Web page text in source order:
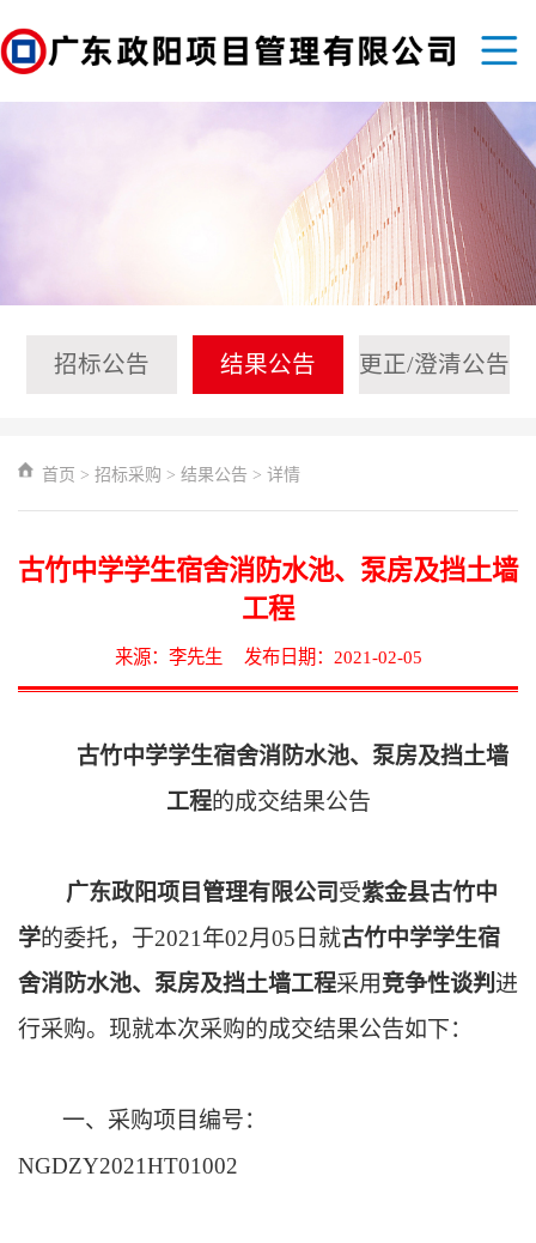
招标公告 结果公告 更正/澄清公告
首页 > 招标采购 > 结果公告 > 详情
古竹中学学生宿舍消防水池、泵房及挡土墙
工程
来源：李先生 发布日期：2021-02-05
古竹中学学生宿舍消防水池、泵房及挡土墙
工程的成交结果公告
广东政阳项目管理有限公司受紫金县古竹中
学的委托，于2021年02月05 日 就古竹中学学生宿
舍消防水池、泵房及挡土墙工程采用竞争性谈判进
行采购。现就本次采购的成交结果公告如下：
一、采购项目编号：
NGDZY2021HT01002